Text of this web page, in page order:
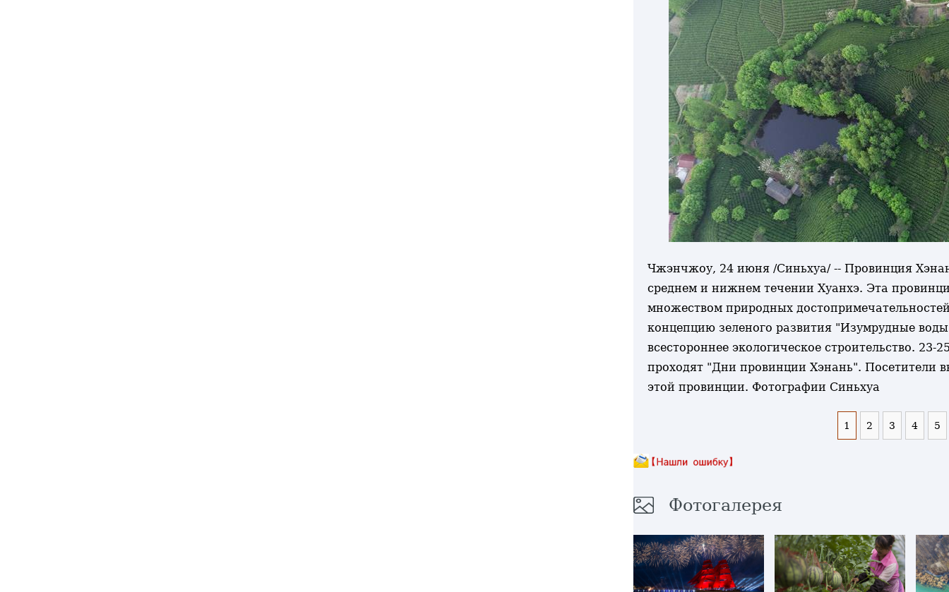
Чжэнчжоу, 24 июня /Синьхуа/ -- Провинция
среднем и нижнем течении Хуанхэ. Эта
множеством природных
концепцию зеленого развития "Изумрудные
всестороннее экологическое строительство.
проходят "Дни провинции Хэнань". Посетители
этой провинции. Фотографии Синьхуа
1 2 3 4 5
Фотогалерея